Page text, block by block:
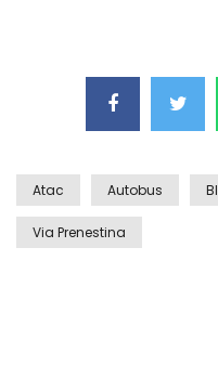
Ragusa,
sequestro
la partita
Atac Autobus
Via Prenestina